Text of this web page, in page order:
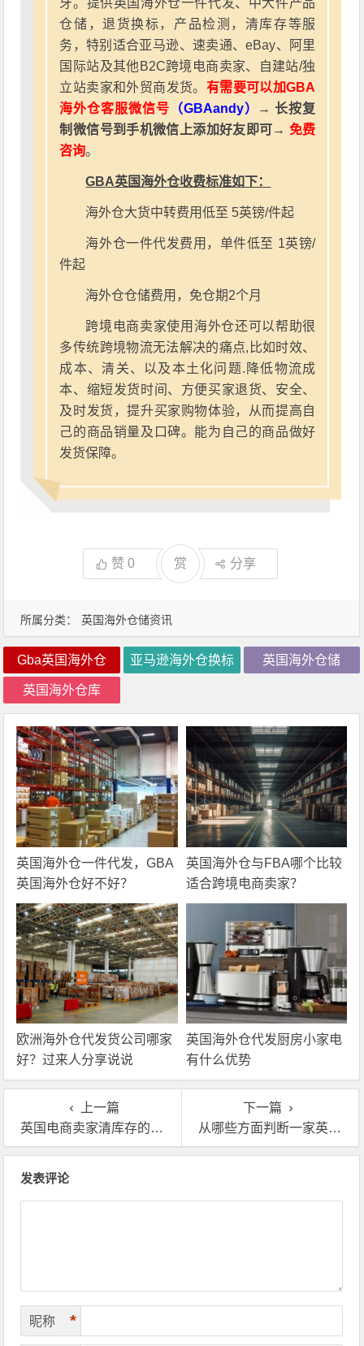
所属分类： 英国海外仓储资讯
牙。提供英国海外仓一件代发、中大件产品
仓储，退货换标，产品检测，清库存等服
务，特别适合亚马逊、速卖通、eBay、阿里
国际站及其他B2C跨境电商卖家、自建站/独
立站卖家和外贸商发货。 有需要可以加GBA
海外仓客服微信号 （GBAandy）
→ 长按复
制微信号到手机微信上添加好友即可→ 免费
咨询。
GBA英国海外仓收费标准如下：
海外仓大货中转费用低至 5英镑/件起
海外仓一件代发费用，单件低至 1英镑/
件起
海外仓仓储费用，免仓期2个月
跨境电商卖家使用海外仓还可以帮助很
多传统跨境物流无法解决的痛点,比如时效、
成本、清关、以及本土化问题.降低物流成
本、缩短发货时间、方便买家退货、安全、
及时发货，提升买家购物体验，从而提高自
己的商品销量及口碑。能为自己的商品做好
发货保障。
赞0 赏 分享
Gba英国海外仓 亚马逊海外仓换标 英国海外仓储
英国海外仓库
英国海外仓一件代发，GBA
英国海外仓好不好？
英国海外仓与FBA哪个比较
适合跨境电商卖家？
欧洲海外仓代发货公司哪家
好？过来人分享说说
英国海外仓代发厨房小家电
有什么优势
上一篇
英国电商卖家清库存的方法都有哪些？
下一篇
从哪些方面判断一家英国海外仓是否靠谱?
发表评论
昵称 *